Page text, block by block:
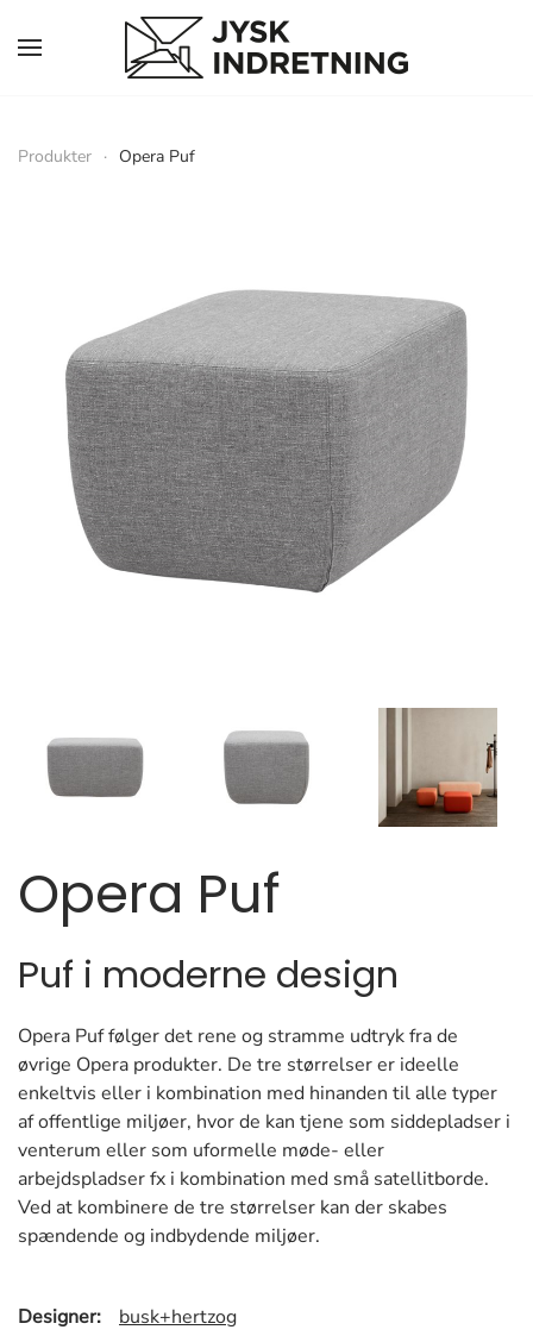
Skip to main content
Produkter Opera Puf
Opera Puf
Puf i moderne design
Opera Puf følger det rene og stramme udtryk fra de
øvrige Opera produkter. De tre størrelser er ideelle
enkeltvis eller i kombination med hinanden til alle typer
af offentlige miljøer, hvor de kan tjene som siddepladser i
venterum eller som uformelle møde- eller
arbejdspladser fx i kombination med små satellitborde.
Ved at kombinere de tre størrelser kan der skabes
spændende og indbydende miljøer.
Designer:
busk+hertzog